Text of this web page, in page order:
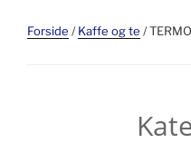
Forside /Kaffe og te /